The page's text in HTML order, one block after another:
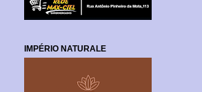
IMPÉRIO NATURALE